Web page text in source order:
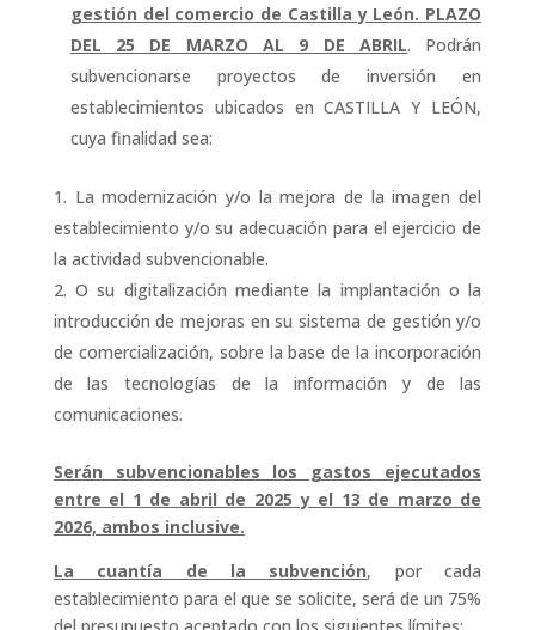
gestión del comercio de Castilla y León. PLAZO
DEL 25 DE MARZO AL 9 DE ABRIL. Podrán
subvencionarse proyectos de inversión en
establecimientos ubicados en CASTILLA Y LEÓN,
cuya finalidad sea:
La modernización y/o la mejora de la imagen del
establecimiento y/o su adecuación para el ejercicio de
la actividad subvencionable.
O su digitalización mediante la implantación o la
introducción de mejoras en su sistema de gestión y/o
de comercialización, sobre la base de la incorporación
de las tecnologías de la información y de las
comunicaciones.
Serán subvencionables los gastos ejecutados
entre el 1 de abril de 2025 y el 13 de marzo de
2026, ambos inclusive.
La cuantía de la subvención, por cada
establecimiento para el que se solicite, será de un 75%